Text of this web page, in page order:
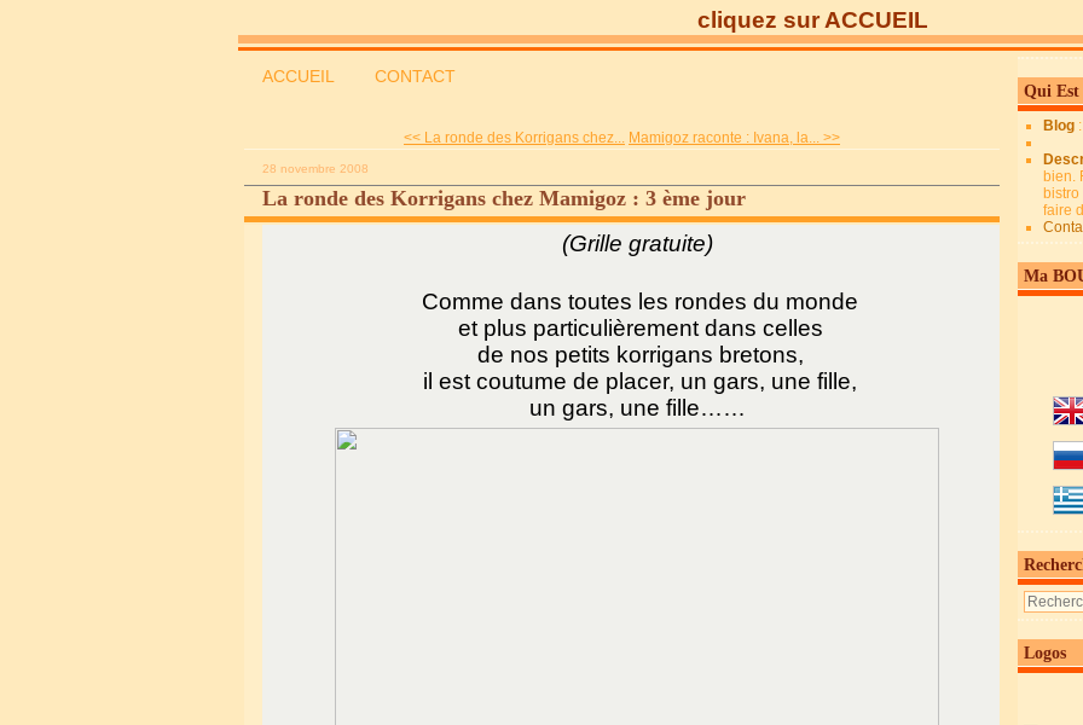
cliquez sur ACCUEIL
ACCUEIL CONTACT
<< La ronde des Korrigans chez... Mamigoz raconte : Ivana, la... >>
28 novembre 2008
La ronde des Korrigans chez Mamigoz : 3 ème jour
(Grille gratuite)
Comme dans toutes les rondes du monde
et plus particulièrement dans celles
de nos petits korrigans bretons,
il est coutume de placer, un gars, une fille,
un gars, une fille……
Qui Est
Blog
bien.
faire
Ma
Logos